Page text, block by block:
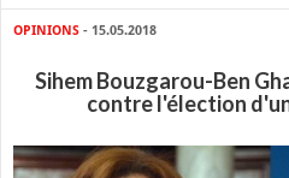
OPINIONS - 15.05.2018
Sihem Bouzgarou-Ben
contre l'élection